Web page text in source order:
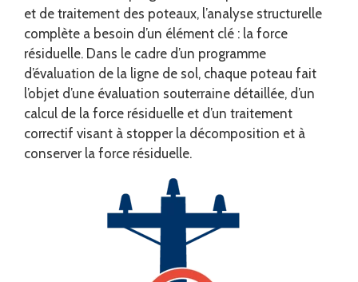
et de traitement des poteaux, l’analyse structurelle
complète a besoin d’un élément clé : la force
résiduelle. Dans le cadre d’un programme
d’évaluation de la ligne de sol, chaque poteau fait
l’objet d’une évaluation souterraine détaillée, d’un
calcul de la force résiduelle et d’un traitement
correctif visant à stopper la décomposition et à
conserver la force résiduelle.